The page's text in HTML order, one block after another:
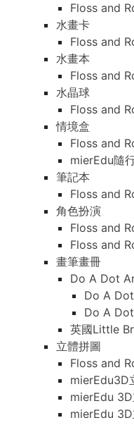
Floss and
水畫卡
Floss and
水畫本
Floss and
水晶球
Floss and
情境盒
Floss and
mierEdu隨
筆記本
Floss and
角色扮演
Floss and
Floss and
畫筆畫冊
Do A Dot
Do A
Do A
英國Little
立體拼圖
Floss and
mierEdu3D
mierEdu
mierEdu